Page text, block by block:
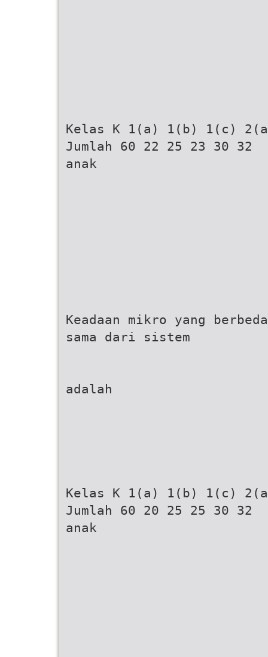
Kelas K 1(a) 1(b) 1(c)
Jumlah 60 22 25 23 30 32
anak
Keadaan mikro yang
sama dari sistem
adalah
Kelas K 1(a) 1(b) 1(c)
Jumlah 60 20 25 25 30 32
anak